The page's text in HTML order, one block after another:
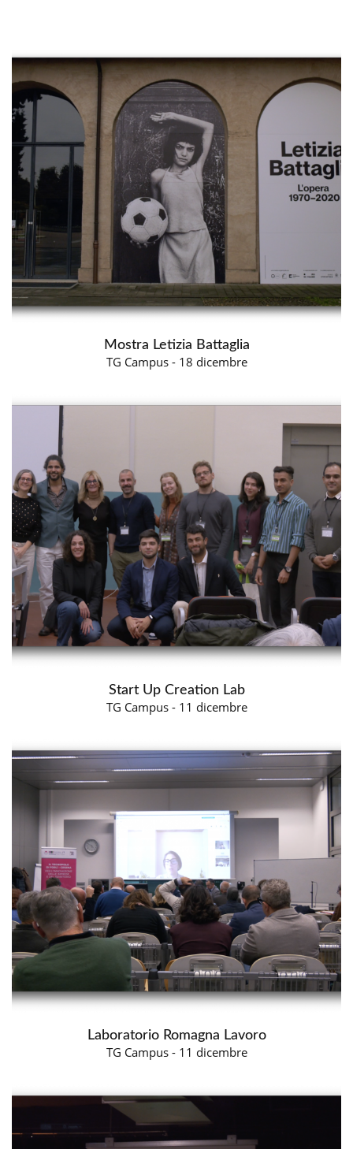
Mostra Letizia Battaglia
TG Campus - 18 dicembre
Start Up Creation Lab
TG Campus - 11 dicembre
Laboratorio Romagna Lavoro
TG Campus - 11 dicembre